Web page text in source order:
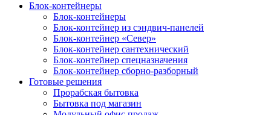
Блок-контейнеры
Блок-контейнеры
Блок-контейнер из сэндвич-панелей
Блок-контейнер «Север»
Блок-контейнер сантехнический
Блок-контейнер спецназначения
Блок-контейнер сборно-разборный
Готовые решения
Прорабская бытовка
Бытовка под магазин